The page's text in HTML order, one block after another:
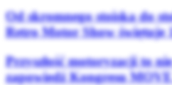
Od skromnego stoiska do
Retro Motor Show świętuje
Przyszłość motoryzacji to
zapowiedź Kongresu